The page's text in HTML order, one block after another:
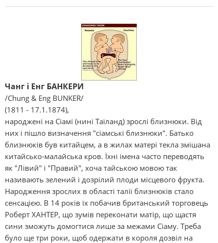
Чанг і Енг БАНКЕРИ
/Chung & Eng BUNKER/
(1811 - 17.1.1874),
народжені на Сіамі (нині Таїланд) зрослі близнюки. Від
них і пішло визначення "сіамські близнюки". Батько
близнюків був китайцем, а в жилах матері текла змішана
китайсько-малайська кров. Їхні імена часто переводять
як "Лівий" і "Правий", хоча тайською мовою так
називають зелений і дозрілий плоди місцевого фрукта.
Народження зрослих в області талії близнюків стало
сенсацією. В 14 років їх побачив британський торговець
Роберт ХАНТЕР, що зумів переконати матір, що щастя
сини зможуть домогтися лише за межами Сіаму. Треба
було ще три роки, щоб одержати в короля дозвіл на